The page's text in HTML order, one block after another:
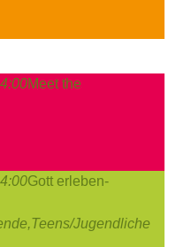
Meet the
Gott erleben-
Teens/Jugendliche